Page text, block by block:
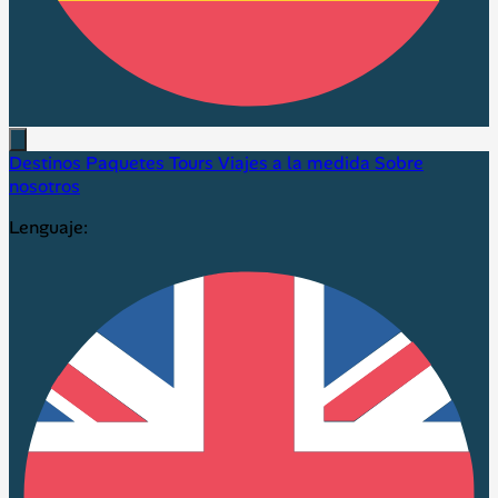
Destinos Paquetes Tours Viajes a la medida Sobre
nosotros
Lenguaje: